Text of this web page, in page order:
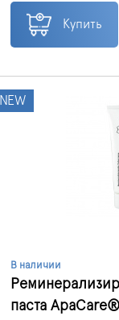
ротовой полостью.
Купить
NEW
В наличии
паста